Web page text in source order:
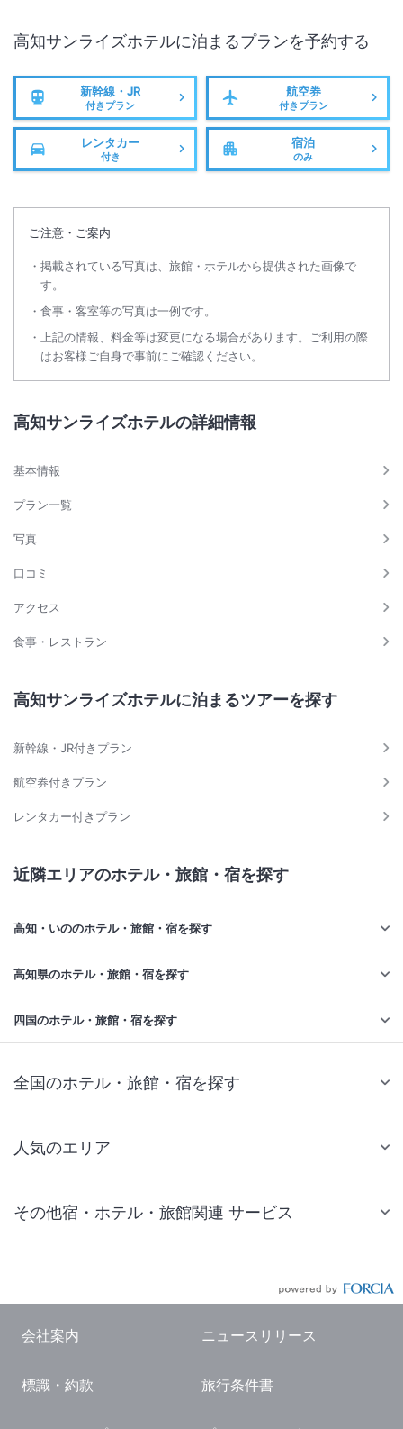
高知サンライズホテルに泊まるプランを予約する
新幹線・JR
付きプラン
航空券
付きプラン
レンタカー
付き
宿泊
のみ
ご注意・ご案内
掲載されている写真は、旅館・ホテルから提供された画像で
す。
食事・客室等の写真は一例です。
上記の情報、料金等は変更になる場合があります。ご利用の際
はお客様ご自身で事前にご確認ください。
高知サンライズホテルの詳細情報
基本情報
プラン一覧
写真
口コミ
アクセス
食事・レストラン
高知サンライズホテルに泊まるツアーを探す
新幹線・JR付きプラン
航空券付きプラン
レンタカー付きプラン
近隣エリアのホテル・旅館・宿を探す
高知・いののホテル・旅館・宿を探す
高知県のホテル・旅館・宿を探す
四国のホテル・旅館・宿を探す
全国のホテル・旅館・宿を探す
人気のエリア
仙台 ホテル
東京ドーム ホテル
横浜 ホテル
その他宿・ホテル・旅館関連 サービス
国内観光ガイド
会社案内 ニュースリリース
標識・約款 旅行条件書